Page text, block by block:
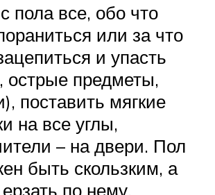
пола все, обо что
или за что
и упасть
острые предметы,
поставить мягкие
на все углы,
– на двери. Пол
быть скользким, а
по нему.